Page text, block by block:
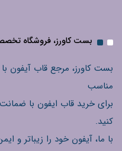
بست کاورز، فروشگاه
بست کاورز، مرجع قاب آیفون
مناسب
برای خرید قاب ایفون با
کنید.
با ما، آیفون خود را زیباتر و